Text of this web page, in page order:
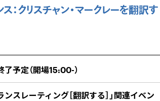
：クリスチャン・マークレーを翻訳す
予定（開場15:00-）
スレーティング［翻訳する］」関連イベン